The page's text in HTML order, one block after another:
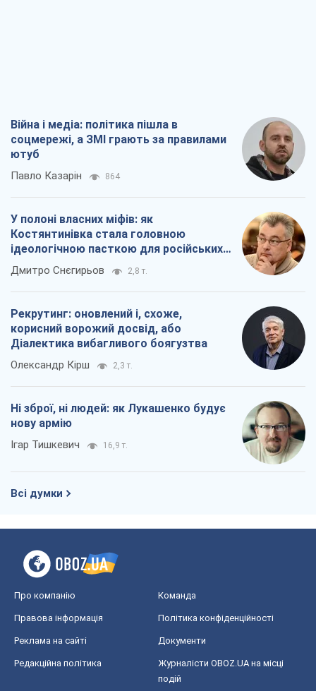
Війна і медіа: політика пішла в
соцмережі, а ЗМІ грають за правилами
ютуб
Павло Казарін 864
У полоні власних міфів: як
Костянтинівка стала головною
ідеологічною пасткою для російських
окупантів
Дмитро Снєгирьов 2,8 т.
Рекрутинг: оновлений і, схоже,
корисний ворожий досвід, або
Діалектика вибагливого боягузтва
Олександр Кірш 2,3 т.
Ні зброї, ні людей: як Лукашенко будує
нову армію
Ігар Тишкевич 16,9 т.
Всі думки
Про компанію Команда
Правова інформація Політика конфіденційності
Реклама на сайті Документи
Редакційна політика
Журналісти OBOZ.UA на місці
подій